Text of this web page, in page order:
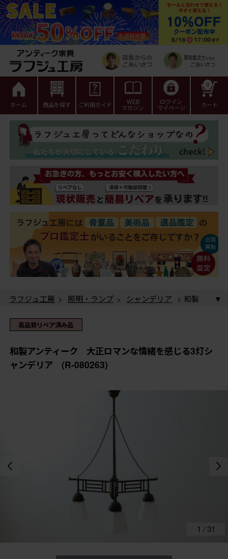
ホーム 商品を探す ご利用ガイド WEB
マガジン
ログイン
マイページ カート
0
ラフジュ工房 > 照明・ランプ > シャンデリア
リア (R-080263)
ラフジュ工房 > 店長おすすめの逸品
ーク 大正ロマンな情緒を感じる3灯シャンデリア (R-
080263)
高品質リペア済み品
和製アンティーク 大正ロマンな情緒を感じる3灯シ
ャンデリア (R-080263)
1 / 31